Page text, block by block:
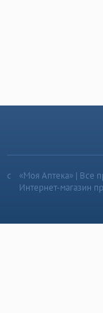
«Моя Аптека» | Все
Интернет-магазин